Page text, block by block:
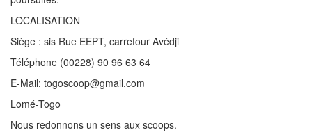
LOCALISATION
Siège : sis Rue EEPT, carrefour Avédji
Téléphone (00228) 90 96 63 64
E-Mail: togoscoop@gmail.com
Lomé-Togo
Nous redonnons un sens aux scoops.